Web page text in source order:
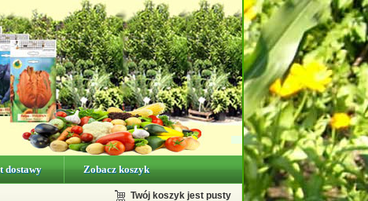
dostawy Zobacz koszyk
Twój koszyk jest pusty